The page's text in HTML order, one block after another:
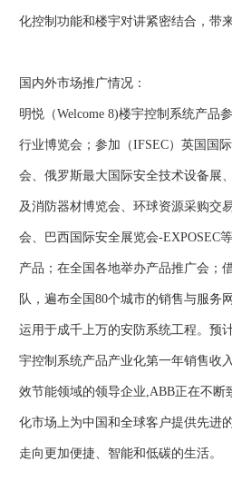
化控制功能和楼宇对讲紧密结合，带
国内外市场推广情况：
明悦（Welcome 8)楼宇控制系统产品
行业博览会；参加（IFSEC）英国国
会、俄罗斯最大国际安全技术设备展
及消防器材博览会、环球资源采购交
会、巴西国际安全展览会-EXPOSEC
产品；在全国各地举办产品推广会；
队，遍布全国80个城市的销售与服务
运用于成千上万的安防系统工程。预
宇控制系统产品产业化第一年销售收
效节能领域的领导企业,ABB正在不断
化市场上为中国和全球客户提供先进
走向更加便捷、智能和低碳的生活。